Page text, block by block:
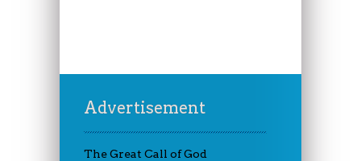
Advertisement
The Great Call of God